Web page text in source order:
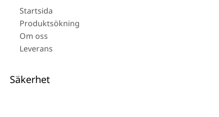
Startsida
Produktsökning
Om oss
Leverans
Säkerhet